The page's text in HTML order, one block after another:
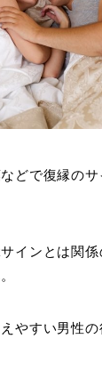
どで復縁の
インとは関
やすい男性の